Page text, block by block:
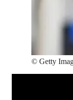
© Getty